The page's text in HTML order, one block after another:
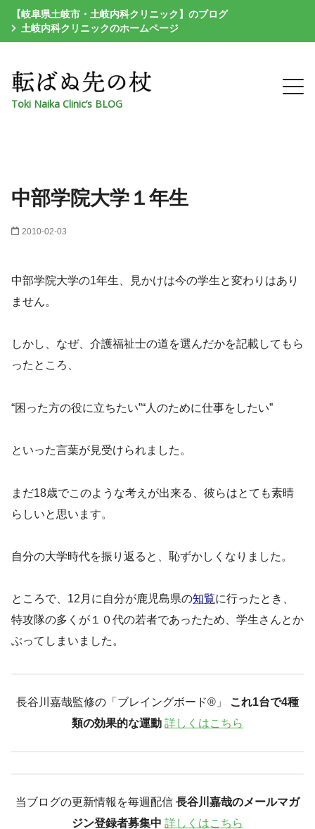
【岐阜県土岐市・土岐内科クリニック】のブログ
土岐内科クリニックのホームページ
Toki Naika Clinic’s BLOG
中部学院大学１年生
2010-02-03
中部学院大学の1年生、見かけは今の学生と変わりはあり
ません。
しかし、なぜ、介護福祉士の道を選んだかを記載してもら
ったところ、
“困った方の役に立ちたい”“人のために仕事をしたい”
といった言葉が見受けられました。
まだ18歳でこのような考えが出来る、彼らはとても素晴
らしいと思います。
自分の大学時代を振り返ると、恥ずかしくなりました。
ところで、12月に自分が鹿児島県の知覧に行ったとき、
特攻隊の多くが１０代の若者であったため、学生さんとか
ぶってしまいました。
長谷川嘉哉監修の「ブレイングボード®︎」
これ1台で4種
類の効果的な運動 詳しくはこちら
当ブログの更新情報を毎週配信 長谷川嘉哉のメールマガ
ジン登録者募集中 詳しくはこちら